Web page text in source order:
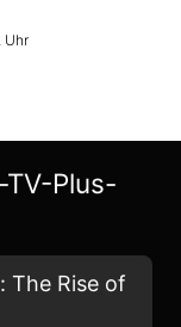
Uhr
Plus-
The Rise of